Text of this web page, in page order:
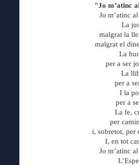
"Jo m’atinc
Jo m’atinc
La
malgrat la
malgrat el
La
per a ser
La
per a
I la
per a
La fe,
per
i, sobretot, per
I, en tot
Jo m’atinc